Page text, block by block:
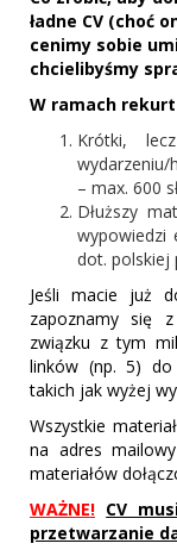
ładne CV (choć
cenimy sobie
chcielibyśmy
W ramach
Krótki,
wydarzeniu/
– max. 600
Dłuższy
wypowiedzi
dot. polskiej
Jeśli macie już
zapoznamy się
związku z tym
linków (np. 5)
takich jak wyżej
Wszystkie
na adres mailowy
materiałów
WAŻNE! CV
przetwarzanie